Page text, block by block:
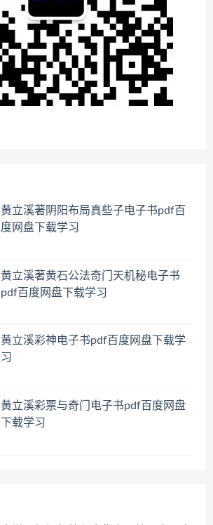
黄立溪著阴阳布局真些子电子书pdf百
度网盘下载学习
黄立溪著黄石公法奇门天机秘电子书
pdf百度网盘下载学习
黄立溪彩神电子书pdf百度网盘下载学
习
黄立溪彩票与奇门电子书pdf百度网盘
下载学习